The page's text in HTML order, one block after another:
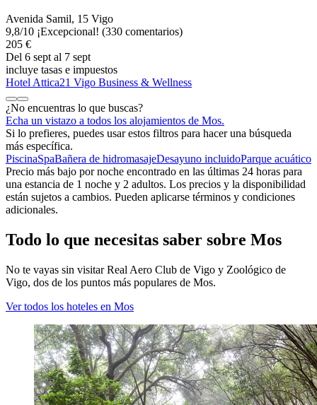
Avenida Samil, 15 Vigo
9,8/10 ¡Excepcional! (330 comentarios)
205 €
Del 6 sept al 7 sept
incluye tasas e impuestos
Hotel Attica21 Vigo Business & Wellness
¿No encuentras lo que buscas?
Echa un vistazo a todos los alojamientos de Mos.
Si lo prefieres, puedes usar estos filtros para hacer una búsqueda
más específica.
PiscinaSpaBañera de hidromasajeDesayuno incluidoParque acuático
Precio más bajo por noche encontrado en las últimas 24 horas para
una estancia de 1 noche y 2 adultos. Los precios y la disponibilidad
están sujetos a cambios. Pueden aplicarse términos y condiciones
adicionales.
Todo lo que necesitas saber sobre Mos
No te vayas sin visitar Real Aero Club de Vigo y Zoológico de
Vigo, dos de los puntos más populares de Mos.
Ver todos los hoteles en Mos